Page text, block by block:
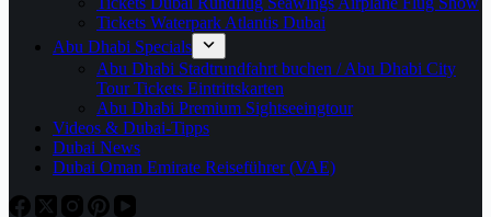
Tickets Waterpark Atlantis Dubai
Abu Dhabi Specials
Abu Dhabi Stadtrundfahrt buchen / Abu Dhabi City
Tour Tickets Eintrittskarten
Abu Dhabi Premium Sightseeingtour
Videos & Dubai-Tipps
Dubai News
Dubai Oman Emirate Reiseführer (VAE)